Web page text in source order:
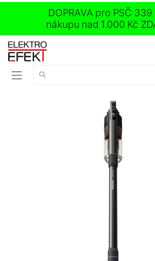
DOPRAVA pro PSČ 339
nákupu nad 1.000 Kč
Vyhledávání: